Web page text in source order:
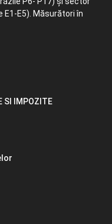
E1-E5). Măsurători în
SI IMPOZITE